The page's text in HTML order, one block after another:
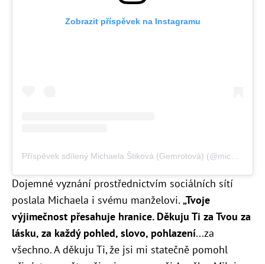
Zobrazit příspěvek na Instagramu
Dojemné vyznání prostřednictvím sociálních sítí
poslala Michaela i svému manželovi. „Tvoje
výjimečnost přesahuje hranice. Děkuju Ti za Tvou za
lásku, za každý pohled, slovo, pohlazení...za
všechno. A děkuju Ti, že jsi mi statečně pomohl